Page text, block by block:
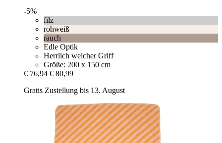
-5%
filz
rohweiß
rauch
Edle Optik
Herrlich weicher Griff
Größe: 200 x 150 cm
€ 76,94 € 80,99
Gratis Zustellung bis 13. August